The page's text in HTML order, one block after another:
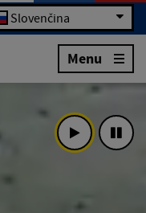
Slovenčina
Menu